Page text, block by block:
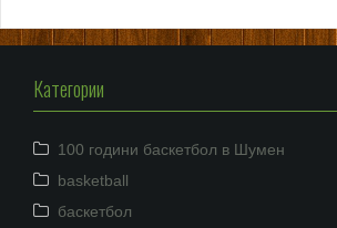
Категории
100 години баскетбол в Шумен
basketball
баскетбол